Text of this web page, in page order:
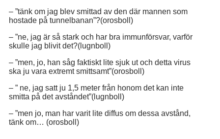
– ”tänk om jag blev smittad av den där mannen som
hostade på tunnelbanan”?(orosboll)
– ”ne, jag är så stark och har bra immunförsvar, varför
skulle jag blivit det?(lugnboll)
– ”men, jo, han såg faktiskt lite sjuk ut och detta virus
ska ju vara extremt smittsamt”(orosboll)
– ” ne, jag satt ju 1,5 meter från honom det kan inte
smitta på det avståndet”(lugnboll)
– ”men jo, man har varit lite diffus om dessa avstånd,
tänk om… (orosboll)